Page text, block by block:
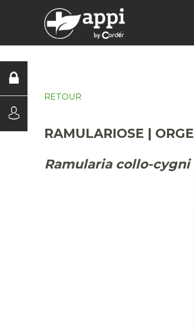
RETOUR
RAMULARIOSE | ORGE
Ramularia collo-cygni